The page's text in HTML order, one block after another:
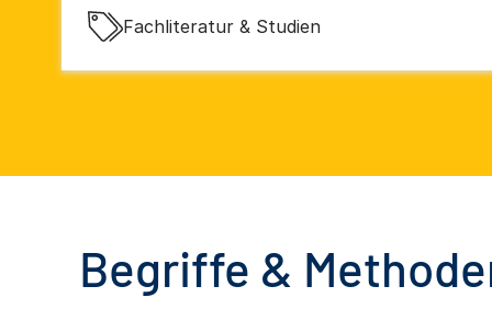
Fachliteratur & Studien
Begriffe &